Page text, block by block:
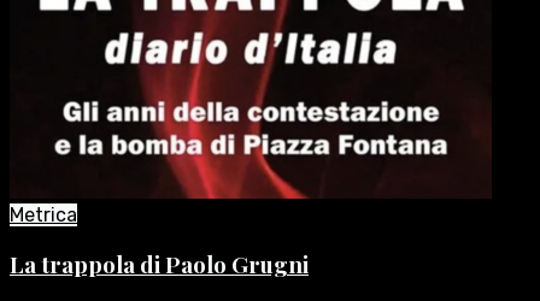
Metrica
La trappola di Paolo Grugni